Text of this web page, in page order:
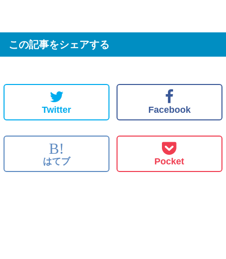
この記事をシェアする
Twitter Facebook
B!
はてブ Pocket